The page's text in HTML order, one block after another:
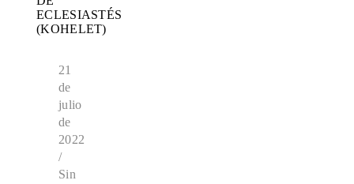
ECLESIASTÉS
(KOHELET)
21
de
julio
de
2022
/
Sin